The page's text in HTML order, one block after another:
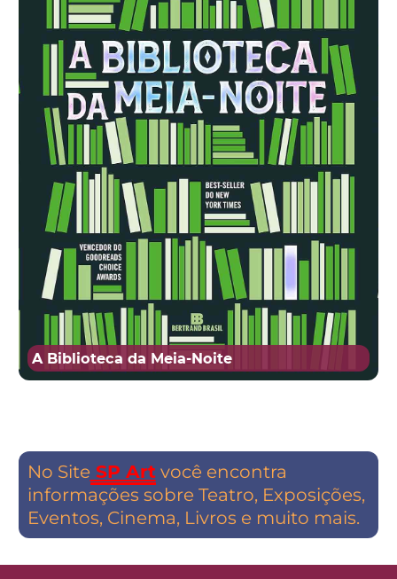
A Biblioteca da Meia-Noite
No Site SP Artvocê encontra
informações sobre Teatro, Exposições,
Eventos, Cinema, Livros e muito mais.